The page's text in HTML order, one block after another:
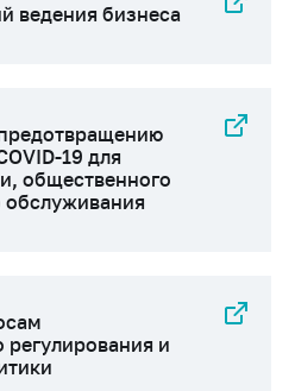
ведения бизнеса
19 для
общественного
обслуживания
и